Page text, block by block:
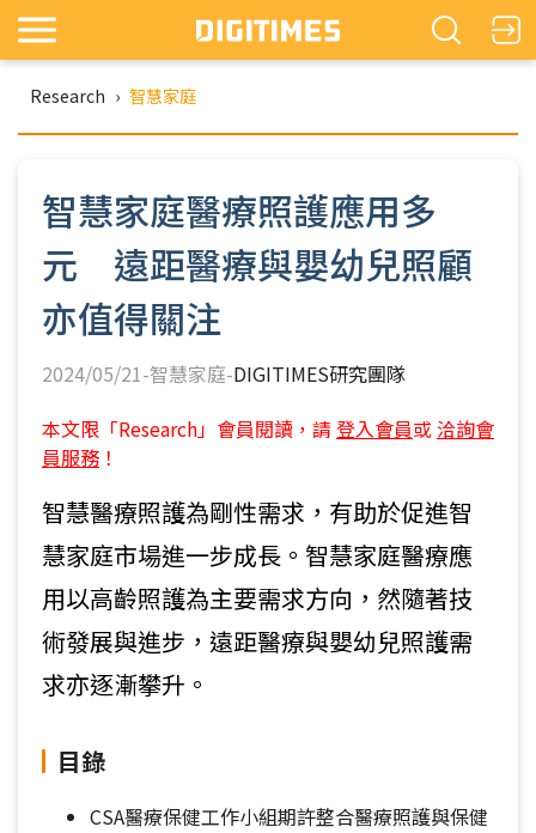
Research › 智慧家庭
智慧家庭醫療照護應用多
元 遠距醫療與嬰幼兒照顧
亦值得關注
2024/05/21-智慧家庭-DIGITIMES研究團隊
本文限「Research」會員閱讀，請 登入會員或 洽詢會
員服務 ！
智慧醫療照護為剛性需求，有助於促進智
慧家庭市場進一步成長。智慧家庭醫療應
用以高齡照護為主要需求方向，然隨著技
術發展與進步，遠距醫療與嬰幼兒照護需
求亦逐漸攀升。
目錄
CSA醫療保健工作小組期許整合醫療照護與保健